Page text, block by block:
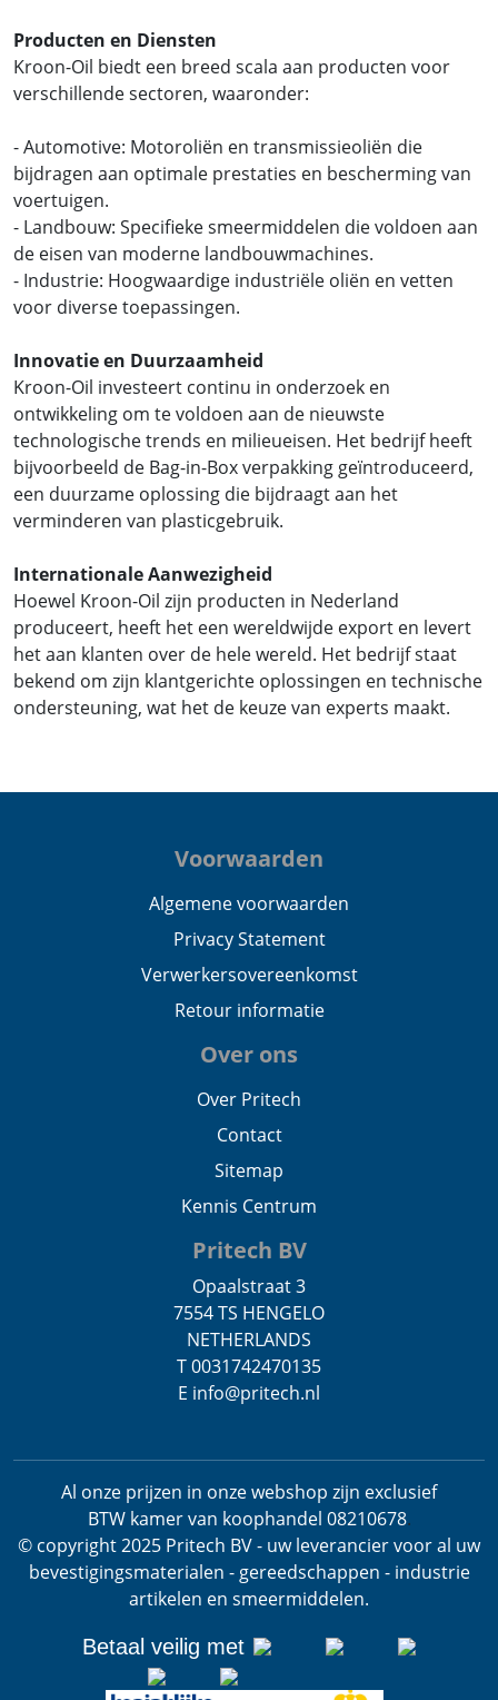
Producten en Diensten
Kroon-Oil biedt een breed scala aan producten voor
verschillende sectoren, waaronder:
- Automotive: Motoroliën en transmissieoliën die
bijdragen aan optimale prestaties en bescherming van
voertuigen.
- Landbouw: Specifieke smeermiddelen die voldoen aan
de eisen van moderne landbouwmachines.
- Industrie: Hoogwaardige industriële oliën en vetten
voor diverse toepassingen.
Innovatie en Duurzaamheid
Kroon-Oil investeert continu in onderzoek en
ontwikkeling om te voldoen aan de nieuwste
technologische trends en milieueisen. Het bedrijf heeft
bijvoorbeeld de Bag-in-Box verpakking geïntroduceerd,
een duurzame oplossing die bijdraagt aan het
verminderen van plasticgebruik.
Internationale Aanwezigheid
Hoewel Kroon-Oil zijn producten in Nederland
produceert, heeft het een wereldwijde export en levert
het aan klanten over de hele wereld. Het bedrijf staat
bekend om zijn klantgerichte oplossingen en technische
ondersteuning, wat het de keuze van experts maakt.
Voorwaarden
Algemene voorwaarden
Privacy Statement
Verwerkersovereenkomst
Retour informatie
Over ons
Over Pritech
Contact
Sitemap
Kennis Centrum
Pritech BV
Opaalstraat 3
7554 TS HENGELO
NETHERLANDS
T 0031742470135
E info@pritech.nl
Al onze prijzen in onze webshop zijn exclusief
BTW kamer van koophandel 08210678.
© copyright 2025 Pritech BV - uw leverancier voor al uw
bevestigingsmaterialen - gereedschappen - industrie
artikelen en smeermiddelen.
Betaal veilig met